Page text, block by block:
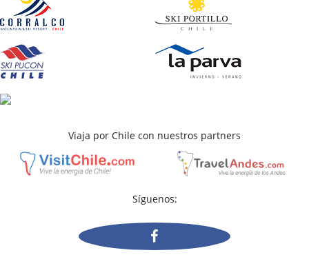
Viaja por Chile con nuestros partners
Síguenos: